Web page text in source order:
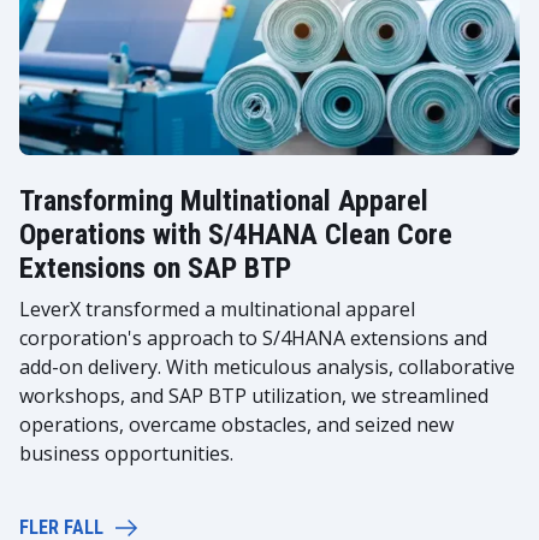
Transforming Multinational Apparel
Operations with S/4HANA Clean Core
Extensions on SAP BTP
LeverX transformed a multinational apparel
corporation's approach to S/4HANA extensions and
add-on delivery. With meticulous analysis, collaborative
workshops, and SAP BTP utilization, we streamlined
operations, overcame obstacles, and seized new
business opportunities.
FLER FALL